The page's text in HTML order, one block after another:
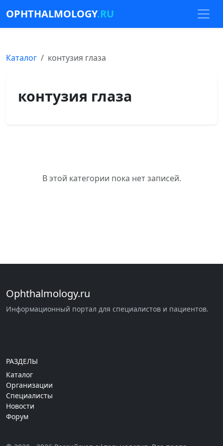
OPHTHALMOLOGY.RU
Каталог контузия глаза
контузия глаза
В этой категории пока нет записей.
Ophthalmology.ru
Информационный портал для специалистов и пациентов.
РАЗДЕЛЫ
Каталог
Организации
Специалисты
Новости
Форум